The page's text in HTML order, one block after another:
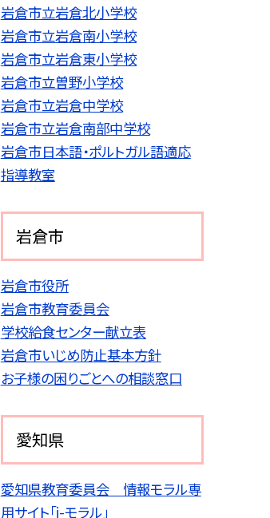
岩倉市立岩倉北小学校
岩倉市立岩倉南小学校
岩倉市立岩倉東小学校
岩倉市立曽野小学校
岩倉市立岩倉中学校
岩倉市立岩倉南部中学校
岩倉市日本語・ポルトガル語適応
指導教室
岩倉市
岩倉市役所
岩倉市教育委員会
学校給食センター献立表
岩倉市いじめ防止基本方針
お子様の困りごとへの相談窓口
愛知県
愛知県教育委員会 情報モラル専
用サイト「i-モラル」